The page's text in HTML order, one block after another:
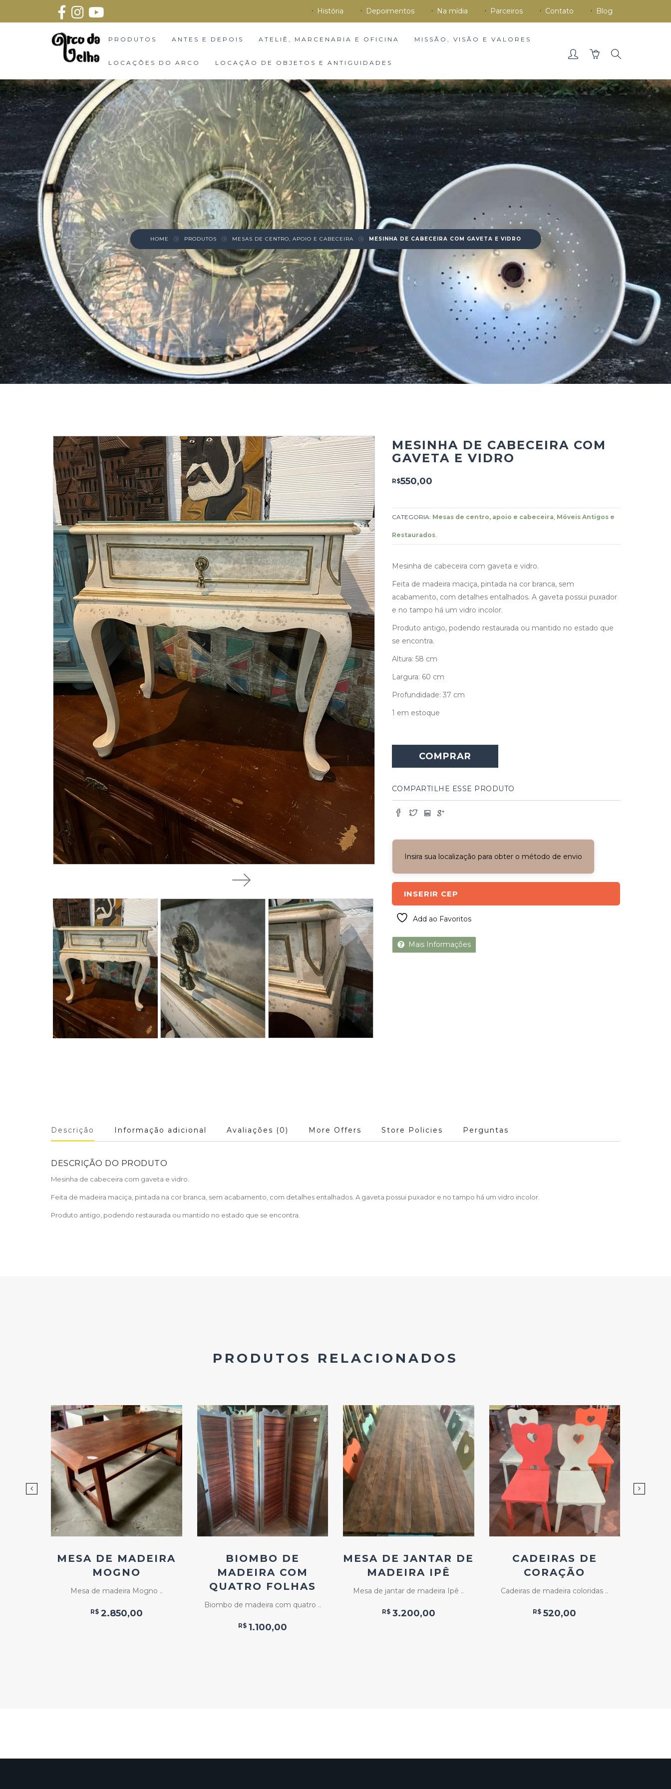
História Depoimentos Na mídia Parceiros Contato Blog
PRODUTOS ANTES E DEPOIS ATELIÊ, MARCENARIA E OFICINA MISSÃO, VISÃO E VALORES
LOCAÇÕES DO ARCO LOCAÇÃO DE OBJETOS E ANTIGUIDADES
HOME PRODUTOS MESAS DE CENTRO, APOIO E CABECEIRA MESINHA DE CABECEIRA COM GAVETA E VIDRO
MESINHA DE CABECEIRA COM
GAVETA E VIDRO
R$550,00
CATEGORIA: Mesas de centro, apoio e cabeceira, Móveis Antigos e
Restaurados.
Mesinha de cabeceira com gaveta e vidro.
Feita de madeira maciça, pintada na cor branca, sem
acabamento, com detalhes entalhados. A gaveta possui puxador
e no tampo há um vidro incolor.
Produto antigo, podendo restaurada ou mantido no estado que
se encontra.
Altura: 58 cm
Largura: 60 cm
Profundidade: 37 cm
1 em estoque
COMPRAR
COMPARTILHE ESSE PRODUTO
Insira sua localização para obter o método de envio
INSERIR CEP
Add ao Favoritos
Mais Informações
Descrição Informação adicional Avaliações (0) More Offers Store Policies Perguntas
DESCRIÇÃO DO PRODUTO
Mesinha de cabeceira com gaveta e vidro.
Feita de madeira maciça, pintada na cor branca, sem acabamento, com detalhes entalhados. A gaveta possui puxador e no tampo há um vidro incolor.
Produto antigo, podendo restaurada ou mantido no estado que se encontra.
PRODUTOS RELACIONADOS
Add
Favoritos
MESA DE MADEIRA
MOGNO
Mesa de madeira Mogno ..
R$ 2.850,00
Add
ao
Favoritos
BIOMBO DE
MADEIRA COM
QUATRO FOLHAS
Biombo de madeira com quatro ..
R$ 1.100,00
Add
ao
Favoritos
MESA DE JANTAR DE
MADEIRA IPÊ
Mesa de jantar de madeira Ipê ..
R$ 3.200,00
Favoritos
CADEIRAS DE
CORAÇÃO
Cadeiras de madeira coloridas ..
R$ 520,00